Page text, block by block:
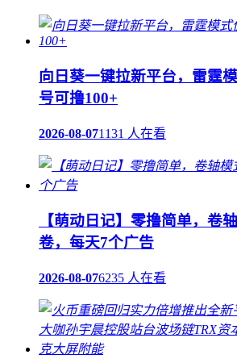
向日葵一键拉新平台，雷霆
号可撸100+
2026-08-071131 人在看
【萌动日记】零撸简单，卷
卷，每天7个广告
2026-08-076235 人在看